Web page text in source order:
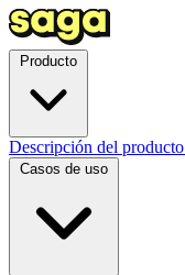
Descripción del producto